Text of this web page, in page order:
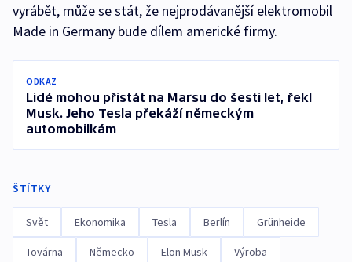
vyrábět, může se stát, že nejprodávanější elektromobil
Made in Germany bude dílem americké firmy.
ODKAZ
Lidé mohou přistát na Marsu do šesti let, řekl
Musk. Jeho Tesla překáží německým
automobilkám
ŠTÍTKY
Svět Ekonomika Tesla Berlín Grünheide
Továrna Německo Elon Musk Výroba